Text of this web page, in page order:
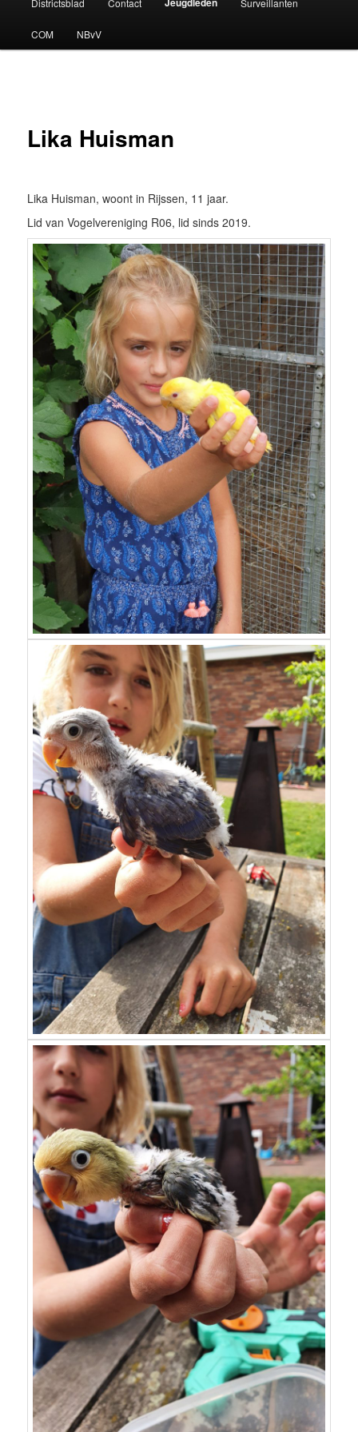
Districtsblad Contact Surveillanten
COM NBvV
Lika Huisman
Lika Huisman, woont in Rijssen, 11 jaar.
Lid van Vogelvereniging R06, lid sinds 2019.